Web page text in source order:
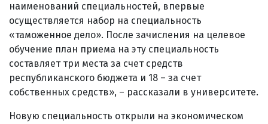
наименований специальностей, впервые
осуществляется набор на специальность
«таможенное дело». После зачисления на целевое
обучение план приема на эту специальность
составляет три места за счет средств
республиканского бюджета и 18 – за счет
собственных средств», – рассказали в университете.
Новую специальность открыли на экономическом